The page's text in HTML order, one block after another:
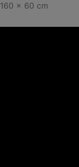
160 x 60 cm